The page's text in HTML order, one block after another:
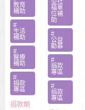
教育
補助
#
生活
補助
#
醫療
補助
#
捐款
專區
捐款期
福單
位補
助
#
公益
勸募
#
捐款
專區
#
捐款
專區